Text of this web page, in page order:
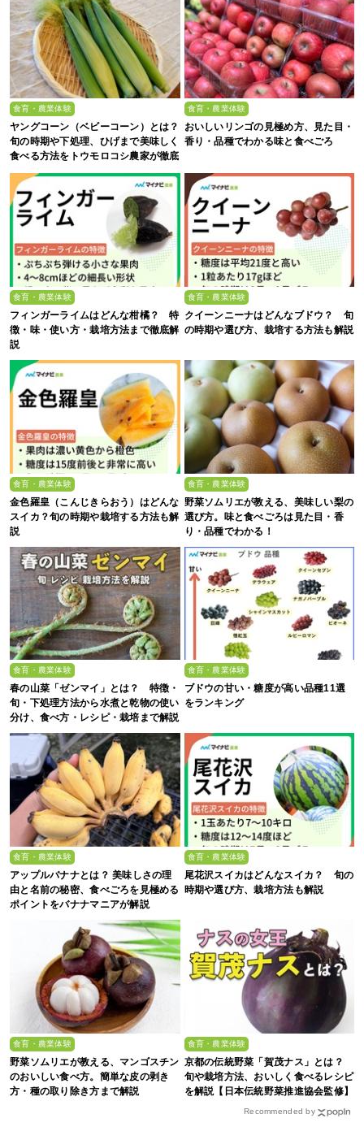
食育・農業体験
ヤングコーン（ベビーコーン）とは？
旬の時期や下処理、ひげまで美味しく
食べる方法をトウモロコシ農家が徹底
解説！
食育・農業体験
おいしいリンゴの見極め方、見た目・
香り・品種でわかる味と食べごろ
食育・農業体験
フィンガーライムはどんな柑橘？ 特
徴・味・使い方・栽培方法まで徹底解
説
食育・農業体験
クイーンニーナはどんなブドウ？ 旬
の時期や選び方、栽培する方法も解説
食育・農業体験
金色羅皇（こんじきらおう）はどんな
スイカ？旬の時期や栽培する方法も解
説
食育・農業体験
野菜ソムリエが教える、美味しい梨の
選び方。味と食べごろは見た目・香
り・品種でわかる！
食育・農業体験
春の山菜「ゼンマイ」とは？ 特徴・
旬・下処理方法から水煮と乾物の使い
分け、食べ方・レシピ・栽培まで解説
食育・農業体験
ブドウの甘い・糖度が高い品種11選
をランキング
食育・農業体験
アップルバナナとは？ 美味しさの理
由と名前の秘密、食べごろを見極める
ポイントをバナナマニアが解説
食育・農業体験
尾花沢スイカはどんなスイカ？ 旬の
時期や選び方、栽培方法も解説
食育・農業体験
野菜ソムリエが教える、マンゴスチン
のおいしい食べ方。簡単な皮の剥き
方・種の取り除き方まで解説
食育・農業体験
京都の伝統野菜「賀茂ナス」とは？
旬や栽培方法、おいしく食べるレシピ
を解説【日本伝統野菜推進協会監修】
Recommended by